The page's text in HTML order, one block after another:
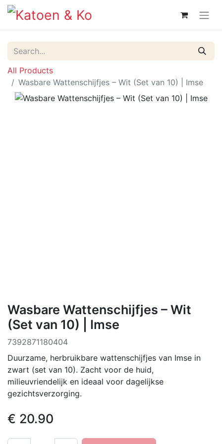
All Products
Wasbare Wattenschijfjes – Wit (Set van 10) | Imse
Wasbare Wattenschijfjes – Wit
(Set van 10) | Imse
7392871180404
Duurzame, herbruikbare wattenschijfjes van Imse in
zwart (set van 10). Zacht voor de huid,
milieuvriendelijk en ideaal voor dagelijkse
gezichtsverzorging.
€ 20.90